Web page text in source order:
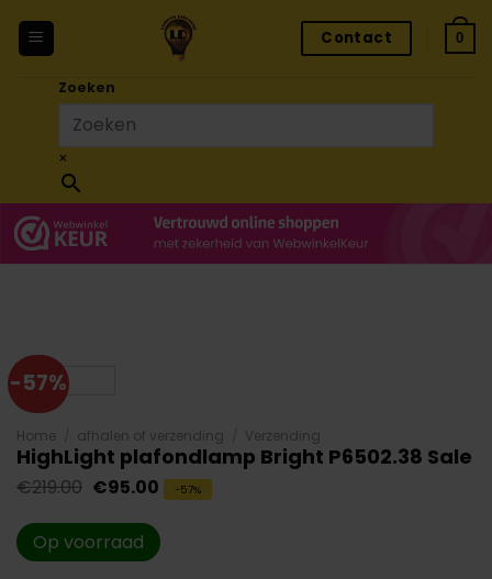
naar
Contact 0
Zoeken
×
-57%
Home afhalen of verzending Verzending
HighLight plafondlamp Bright P6502.38 Sale
€219.00 Oorspronkelijke
was:
€219.00.
€95.00Huidige
prijs
€95.00.
-57%
Op voorraad